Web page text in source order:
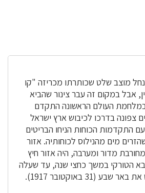
מוצב שלט שכותרתו מכריזה "קו
אבל במקום זה עבר צינור שהביא
במלחמת העולם הראשונה התקדם
צפונה בדרכו לכיבוש ארץ ישראל
התקדמות הכוחות הניחו הבריטים
מים מהנילוס לכוחותיה. אזור
מדור ומערבה, היה אזור חיץ
הטורקי במשך כחצי שנה, עד שעלה
(31 באוקטובר 1917).